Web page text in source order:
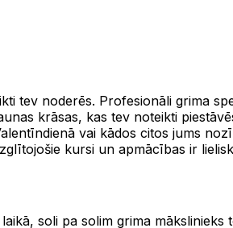
tev noderēs. Profesionāli grima
krāsas, kas tev noteikti
vai kādos citos jums
kursi un apmācības ir
soli pa solim grima